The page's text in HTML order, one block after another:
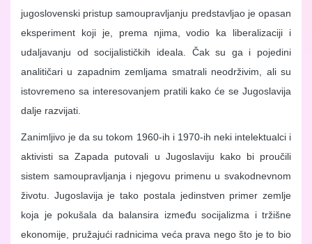
jugoslovenski pristup samoupravljanju predstavljao je opasan
eksperiment koji je, prema njima, vodio ka liberalizaciji i
udaljavanju od socijalističkih ideala. Čak su ga i pojedini
analitičari u zapadnim zemljama smatrali neodrživim, ali su
istovremeno sa interesovanjem pratili kako će se Jugoslavija
dalje razvijati.
Zanimljivo je da su tokom 1960-ih i 1970-ih neki intelektualci i
aktivisti sa Zapada putovali u Jugoslaviju kako bi proučili
sistem samoupravljanja i njegovu primenu u svakodnevnom
životu. Jugoslavija je tako postala jedinstven primer zemlje
koja je pokušala da balansira između socijalizma i tržišne
ekonomije, pružajući radnicima veća prava nego što je to bio